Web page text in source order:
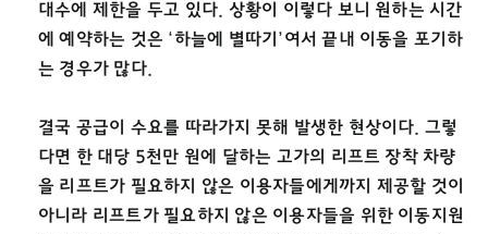
대수에 제한을 두고 있다. 상황이 이렇다 보니 원하는 시간
에 예약하는 것은 ‘하늘에 별따기’여서 끝내 이동을 포기하
는 경우가 많다.
결국 공급이 수요를 따라가지 못해 발생한 현상이다. 그렇
다면 한 대당 5천만 원에 달하는 고가의 리프트 장착 차량
을 리프트가 필요하지 않은 이용자들에게까지 제공할 것이
아니라 리프트가 필요하지 않은 이용자들을 위한 이동지원